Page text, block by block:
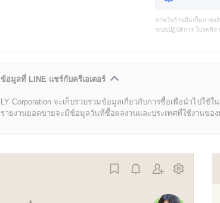
ภาพในร้านธีมเป็นภาพป
ระบบปฏิบัติการ โปรดพิ
ข้อมูลที่ LINE แชร์กับครีเอเตอร์
LY Corporation จะเก็บรวบรวมข้อมูลเกี่ยวกับการซื้อเพื่อนำไปใช้
รายงานยอดขายจะมีข้อมูลวันที่ซื้อผลงานและประเทศที่ใช้งานข